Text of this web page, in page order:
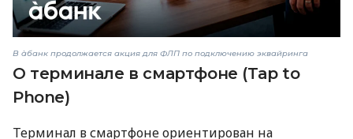
В àбанк продолжается акция для ФЛП по подключению эквайринга
О терминале в смартфоне (Tap to
Phone)
Терминал в смартфоне ориентирован на